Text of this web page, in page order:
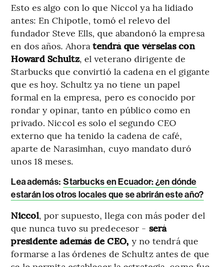
Esto es algo con lo que Niccol ya ha lidiado
antes: En Chipotle, tomó el relevo del
fundador Steve Ells, que abandonó la empresa
en dos años. Ahoratendrá que vérselas con
Howard Schultz, el veterano dirigente de
Starbucks que convirtió la cadena en el gigante
que es hoy. Schultz ya no tiene un papel
formal en la empresa, pero es conocido por
rondar y opinar, tanto en público como en
privado. Niccol es solo el segundo CEO
externo que ha tenido la cadena de café,
aparte de Narasimhan, cuyo mandato duró
unos 18 meses.
Lea además: Starbucks en Ecuador: ¿en dónde
estarán los otros locales que se abrirán este año?
Niccol, por supuesto, llega con más poder del
que nunca tuvo su predecesor - será
presidente además de CEO, y no tendrá que
formarse a las órdenes de Schultz antes de que